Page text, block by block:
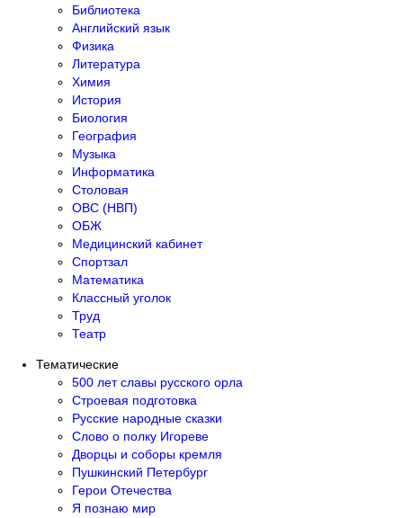
Библиотека
Английский язык
Физика
Литература
Химия
История
Биология
География
Музыка
Информатика
Столовая
ОВС (НВП)
ОБЖ
Медицинский кабинет
Спортзал
Математика
Классный уголок
Труд
Театр
Тематические
500 лет славы русского орла
Строевая подготовка
Русские народные сказки
Слово о полку Игореве
Дворцы и соборы кремля
Пушкинский Петербург
Герои Отечества
Я познаю мир